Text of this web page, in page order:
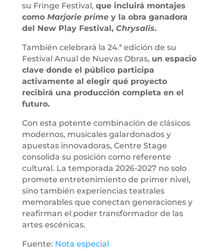
su Fringe Festival, que incluirá montajes
como Marjorie primey la obra ganadora
del New Play Festival, Chrysalis.
También celebrará la 24.ª edición de su
Festival Anual de Nuevas Obras, un espacio
clave donde el público participa
activamente al elegir qué proyecto
recibirá una producción completa en el
futuro.
Con esta potente combinación de clásicos
modernos, musicales galardonados y
apuestas innovadoras, Centre Stage
consolida su posición como referente
cultural. La temporada 2026-2027 no solo
promete entretenimiento de primer nivel,
sino también experiencias teatrales
memorables que conectan generaciones y
reafirman el poder transformador de las
artes escénicas.
Fuente: Nota especial